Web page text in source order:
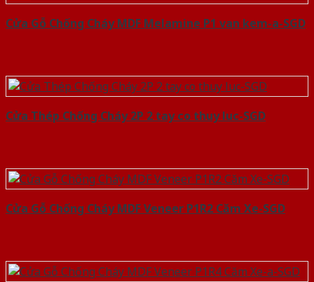
Cửa Gỗ Chống Cháy MDF Melamine P1 van kem-a-SGD
Cửa Thép Chống Cháy 2P 2 tay co thuy luc-SGD
Cửa Gỗ Chống Cháy MDF Veneer P1R2 Căm Xe-SGD